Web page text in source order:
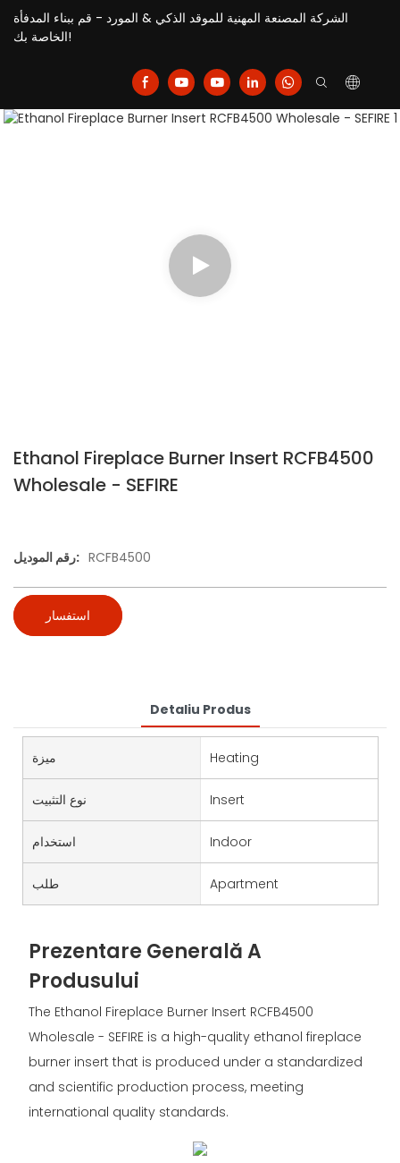
الشركة المصنعة المهنية للموقد الذكي & المورد - قم ببناء المدفأة
الخاصة بك!
Ethanol Fireplace Burner Insert RCFB4500
Wholesale - SEFIRE
رقم الموديل: RCFB4500
استفسار
Detaliu Produs
ميزة Heating
نوع التثبيت Insert
استخدام Indoor
طلب Apartment
Prezentare Generală A
Produsului
The Ethanol Fireplace Burner Insert RCFB4500
Wholesale - SEFIRE is a high-quality ethanol fireplace
burner insert that is produced under a standardized
and scientific production process, meeting
international quality standards.